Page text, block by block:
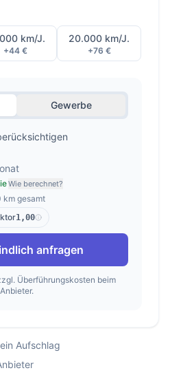
km/J.
+44 €
20.000 km/J.
+76 €
Gewerbe
Wie berechnet?
km gesamt
1,00
anfragen
Überführungskosten beim
Anbieter.
Aufschlag